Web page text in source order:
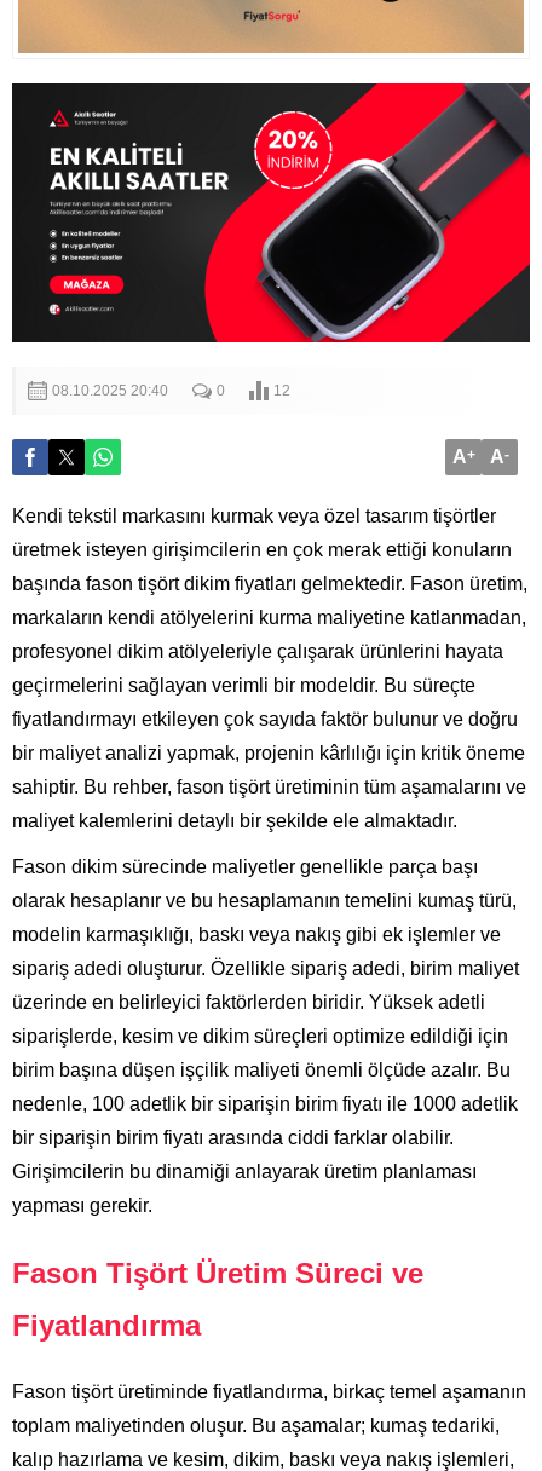
08.10.2025 20:40 0 12
A+ A-
Kendi tekstil markasını kurmak veya özel tasarım tişörtler
üretmek isteyen girişimcilerin en çok merak ettiği konuların
başında fason tişört dikim fiyatları gelmektedir. Fason üretim,
markaların kendi atölyelerini kurma maliyetine katlanmadan,
profesyonel dikim atölyeleriyle çalışarak ürünlerini hayata
geçirmelerini sağlayan verimli bir modeldir. Bu süreçte
fiyatlandırmayı etkileyen çok sayıda faktör bulunur ve doğru
bir maliyet analizi yapmak, projenin kârlılığı için kritik öneme
sahiptir. Bu rehber, fason tişört üretiminin tüm aşamalarını ve
maliyet kalemlerini detaylı bir şekilde ele almaktadır.
Fason dikim sürecinde maliyetler genellikle parça başı
olarak hesaplanır ve bu hesaplamanın temelini kumaş türü,
modelin karmaşıklığı, baskı veya nakış gibi ek işlemler ve
sipariş adedi oluşturur. Özellikle sipariş adedi, birim maliyet
üzerinde en belirleyici faktörlerden biridir. Yüksek adetli
siparişlerde, kesim ve dikim süreçleri optimize edildiği için
birim başına düşen işçilik maliyeti önemli ölçüde azalır. Bu
nedenle, 100 adetlik bir siparişin birim fiyatı ile 1000 adetlik
bir siparişin birim fiyatı arasında ciddi farklar olabilir.
Girişimcilerin bu dinamiği anlayarak üretim planlaması
yapması gerekir.
Fason Tişört Üretim Süreci ve
Fiyatlandırma
Fason tişört üretiminde fiyatlandırma, birkaç temel aşamanın
toplam maliyetinden oluşur. Bu aşamalar; kumaş tedariki,
kalıp hazırlama ve kesim, dikim, baskı veya nakış işlemleri,